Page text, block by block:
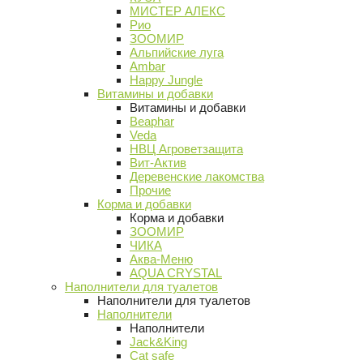
МИСТЕР АЛЕКС
Рио
ЗООМИР
Альпийские луга
Ambar
Happy Jungle
Витамины и добавки
Витамины и добавки
Beaphar
Veda
НВЦ Агроветзащита
Вит-Актив
Деревенские лакомства
Прочие
Корма и добавки
Корма и добавки
ЗООМИР
ЧИКА
Аква-Меню
AQUA CRYSTAL
Наполнители для туалетов
Наполнители для туалетов
Наполнители
Наполнители
Jack&King
Cat safe